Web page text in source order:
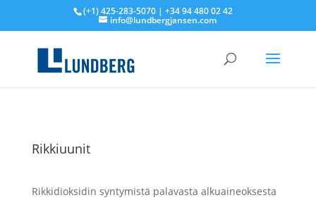
(+1) 425-283-5070 | +34 94 480 02 42
info@lundbergjansen.com
Rikkiuunit
Rikkidioksidin syntymistä palavasta alkuaineoksesta